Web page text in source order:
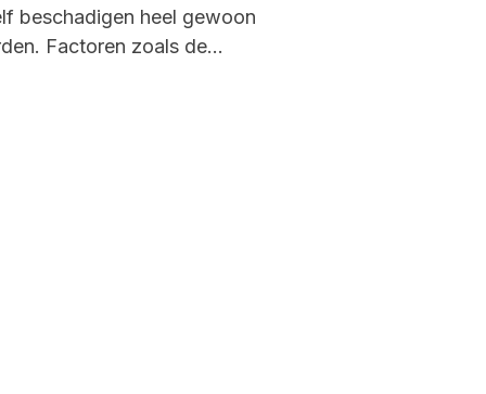
beschadigen heel gewoon
Factoren zoals de